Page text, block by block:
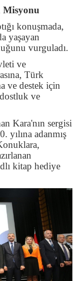
Misyonu
konuşmada,
yaşayan
vurguladı.
ve
Türk
ve destek için
ve
Kara'nın sergisi
yılına adanmış
kitap hediye